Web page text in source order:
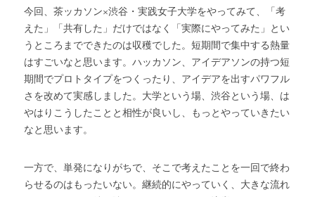
今回、茶ッカソン×渋谷・実践女子大学をやってみて、「考
えた」「共有した」だけではなく「実際にやってみた」とい
うところまでできたのは収穫でした。短期間で集中する熱量
はすごいなと思います。ハッカソン、アイデアソンの持つ短
期間でプロトタイプをつくったり、アイデアを出すパワフル
さを改めて実感しました。大学という場、渋谷という場、は
やはりこうしたことと相性が良いし、もっとやっていきたい
なと思います。
一方で、単発になりがちで、そこで考えたことを一回で終わ
らせるのはもったいない。継続的にやっていく、大きな流れ